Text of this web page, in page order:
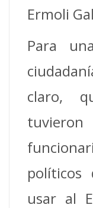
Ermoli
Para
claro,
políticos
usar al